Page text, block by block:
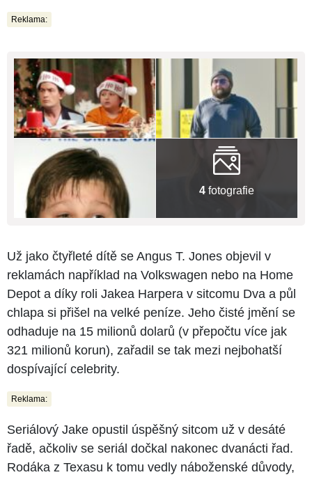
Reklama:
4 fotografie
Už jako čtyřleté dítě se Angus T. Jones objevil v
reklamách například na Volkswagen nebo na Home
Depot a díky roli Jakea Harpera v sitcomu Dva a půl
chlapa si přišel na velké peníze. Jeho čisté jmění se
odhaduje na 15 milionů dolarů (v přepočtu více jak
321 milionů korun), zařadil se tak mezi nejbohatší
dospívající celebrity.
Reklama:
Seriálový Jake opustil úspěšný sitcom už v desáté
řadě, ačkoliv se seriál dočkal nakonec dvanácti řad.
Rodáka z Texasu k tomu vedly náboženské důvody,